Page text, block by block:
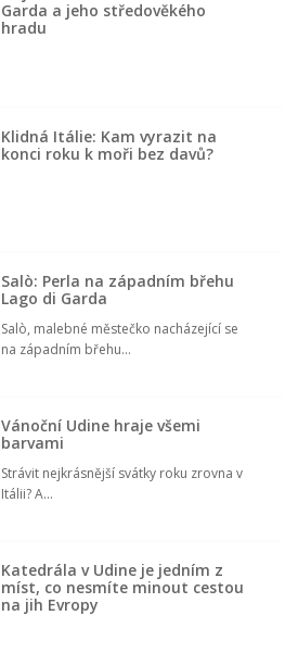
Garda a jeho středověkého
hradu
Klidná Itálie: Kam vyrazit na
konci roku k moři bez davů?
Salò: Perla na západním břehu
Lago di Garda
Salò, malebné městečko nacházející se
na západním břehu...
Vánoční Udine hraje všemi
barvami
Strávit nejkrásnější svátky roku zrovna v
Itálii? A...
Katedrála v Udine je jedním z
míst, co nesmíte minout cestou
na jih Evropy